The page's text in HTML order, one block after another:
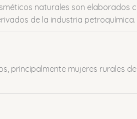
naturales son elaborados
de la industria petroquímica.
principalmente mujeres rurales